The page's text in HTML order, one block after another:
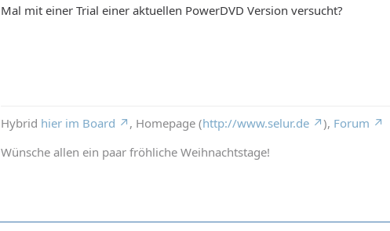
Mal mit einer Trial einer aktuellen PowerDVD Version versucht?
Hybrid hier im Board , Homepage (http://www.selur.de ), Forum
Wünsche allen ein paar fröhliche Weihnachtstage!